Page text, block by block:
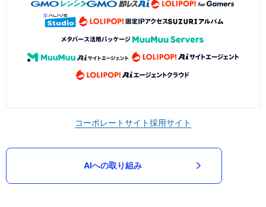
コーポレートサイト採用サイト
AIへの取り組み